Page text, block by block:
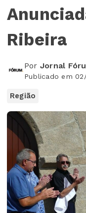
Ribeira
Por Jornal
Publicado em
Região